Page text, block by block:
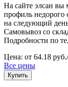
На сайте элсан
профиль недорого
на следующий
Самовывоз со
Подробности по
Цена: от 64.18
Все цены
Купить